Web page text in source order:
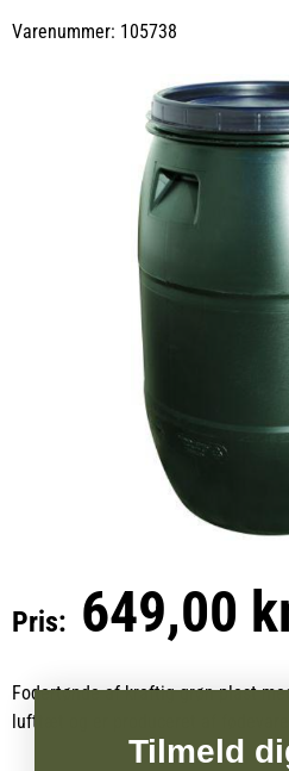
Varenummer: 105738
Pris: 649,00
Fodertønde af kraftig grøn plast
lufttæt og er produceret af
Tilmeld